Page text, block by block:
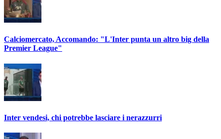
Calciomercato, Accomando: "L'Inter punta un altro big della
Premier League"
Inter vendesi, chi potrebbe lasciare i nerazzurri